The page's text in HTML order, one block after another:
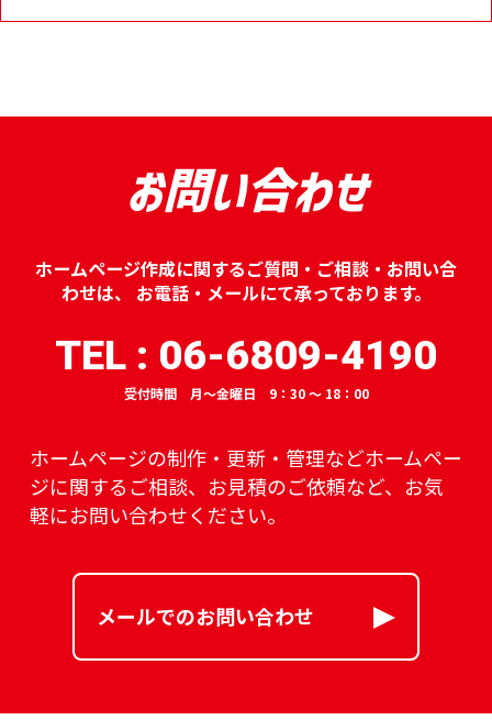
お問い合わせ
ホームページ作成に関するご質問・ご相談・お問い合
わせは、
お電話・メールにて承っております。
TEL : 06-6809-4190
受付時間 月～金曜日 9：30 ～ 18：00
ホームページの制作・更新・管理などホームペー
ジに関するご相談、 お見積のご依頼など、お気
軽にお問い合わせください。
メールでのお問い合わせ